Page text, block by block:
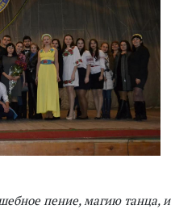
пение, магию танца, и